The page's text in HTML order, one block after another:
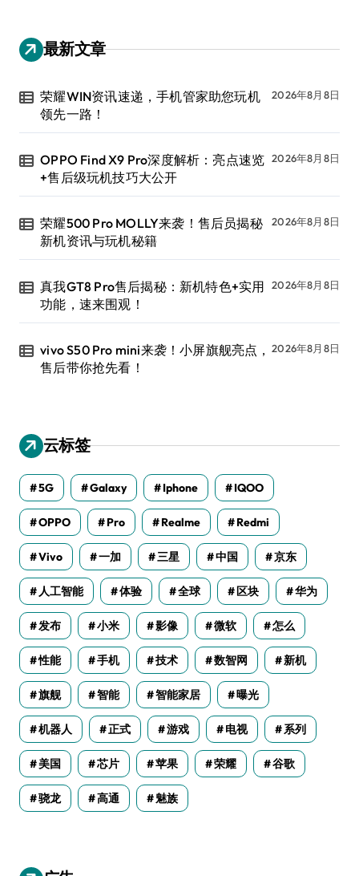
最新文章
荣耀WIN资讯速递，手机管家助您玩机
领先一路！
2026年8月8日
OPPO Find X9 Pro深度解析：亮点速览
+售后级玩机技巧大公开
2026年8月8日
荣耀500 Pro MOLLY来袭！售后员揭秘
新机资讯与玩机秘籍
2026年8月8日
真我GT8 Pro售后揭秘：新机特色+实用
功能，速来围观！
2026年8月8日
vivo S50 Pro mini来袭！小屏旗舰亮点，
售后带你抢先看！
2026年8月8日
云标签
5G Galaxy Iphone IQOO
OPPO Pro Realme Redmi
Vivo 一加 三星 中国 京东
人工智能 体验 全球 区块 华为
发布 小米 影像 微软 怎么
性能 手机 技术 数智网 新机
旗舰 智能 智能家居 曝光
机器人 正式 游戏 电视 系列
美国 芯片 苹果 荣耀 谷歌
骁龙 高通 魅族